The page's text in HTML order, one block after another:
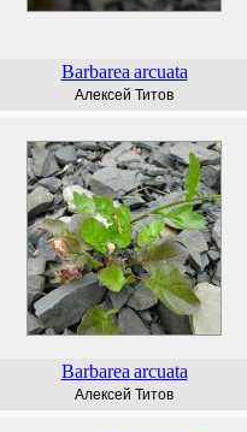
Barbarea arcuata
Алексей Титов
Barbarea arcuata
Алексей Титов